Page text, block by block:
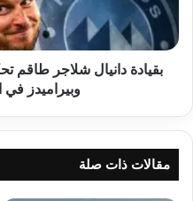
لقيادة
مباراة
الأهلي
وبيراميدز
بقيادة دانيال شلاجر طاقم
وبيراميدز
مقالات ذات صلة